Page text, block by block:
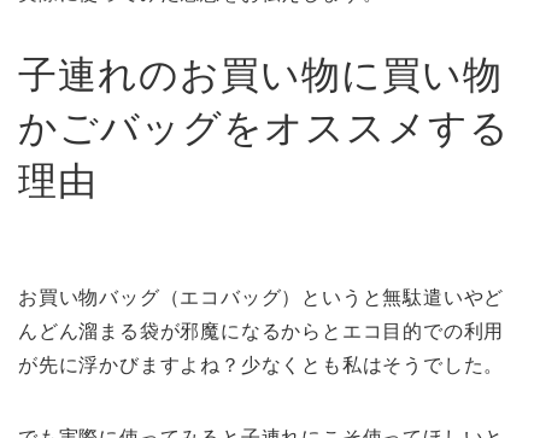
子連れのお買い物に買い物
かごバッグをオススメする
理由
お買い物バッグ（エコバッグ）というと無駄遣いやど
んどん溜まる袋が邪魔になるからとエコ目的での利用
が先に浮かびますよね？少なくとも私はそうでした。